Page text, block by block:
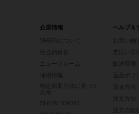
企業情報
SHEINについて
ニュースルーム
SHEIN TOKYO
ヘルプ＆
お買い物
支払い方法
返品ポリ